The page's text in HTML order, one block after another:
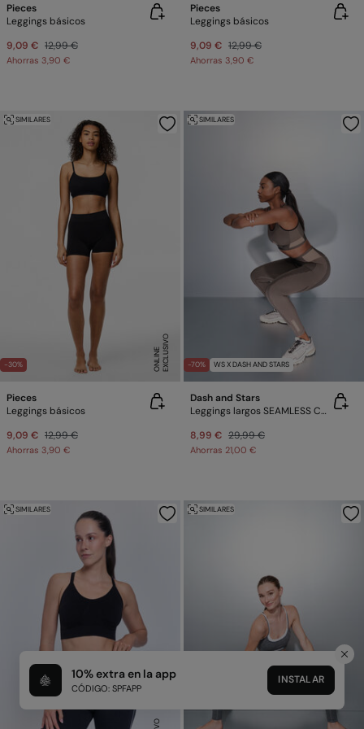
Pieces
Leggings básicos
9,09 € 12,99 €
Ahorras 3,90 €
Pieces
Leggings básicos
9,09 € 12,99 €
Ahorras 3,90 €
-30% E
X
C
L
U
SI
V
O
O
N
LI
N
E
SIMILARES
Pieces
Leggings básicos
9,09 € 12,99 €
Ahorras 3,90 €
-70% WS X DASH AND STARS
SIMILARES
Dash and Stars
Leggings largos SEAMLESS COMFORT marrón
8,99 € 29,99 €
Ahorras 21,00 €
SIMILARES SIMILARES
10% extra en la app
CÓDIGO: SPFAPP
INSTALAR